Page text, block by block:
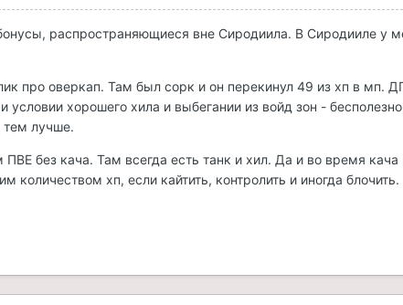
распространяющиеся вне Сиродиила. В Сиродииле у
про оверкап. Там был сорк и он перекинул 49 из хп в мп.
условии хорошего хила и выбегании из войд зон -
тем лучше.
ПВЕ без кача. Там всегда есть танк и хил. Да и во время кача
количеством хп, если кайтить, контролить и иногда блочить.